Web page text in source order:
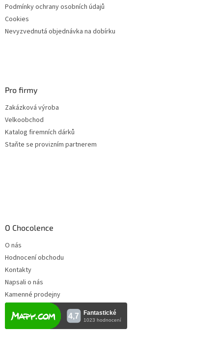
Podmínky ochrany osobních údajů
Cookies
Nevyzvednutá objednávka na dobírku
Pro firmy
Zakázková výroba
Velkoobchod
Katalog firemních dárků
Staňte se provizním partnerem
O Chocolence
O nás
Hodnocení obchodu
Kontakty
Napsali o nás
Kamenné prodejny